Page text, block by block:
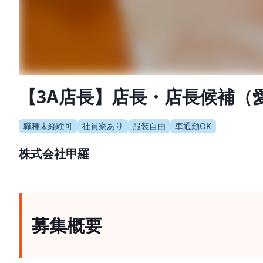
【3A店長】店長・店長候補（
職種未経験可 社員寮あり 服装自由 車通勤OK
株式会社甲羅
募集概要